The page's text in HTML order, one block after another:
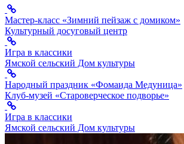
Мастер-класс «Зимний пейзаж с домиком»
Культурный досуговый центр
Игра в классики
Ямской сельский Дом культуры
Народный праздник «Фомаида Медуница»
Клуб-музей «Староверческое подворье»
Игра в классики
Ямской сельский Дом культуры